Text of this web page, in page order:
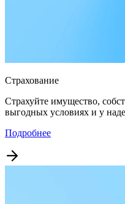
Страхование
Страхуйте имущество,
выгодных условиях и у
Подробнее